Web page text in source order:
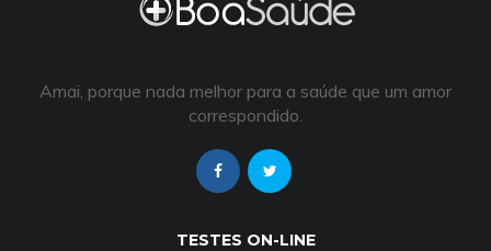
Amai, porque nada melhor para a saúde que um amor
correspondido.
TESTES ON-LINE